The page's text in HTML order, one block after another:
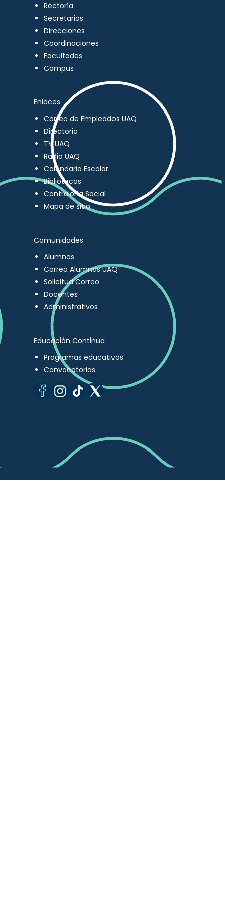
Rectoría
Secretarios
Direcciones
Coordinaciones
Facultades
Campus
Enlaces
Correo de Empleados UAQ
Directorio
TV UAQ
Radio UAQ
Calendario Escolar
Bibliotecas
Contraloría Social
Mapa de sitio
Comunidades
Alumnos
Correo Alumnos UAQ
Solicitud Correo
Docentes
Administrativos
Educación Continua
Programas educativos
Convocatorias